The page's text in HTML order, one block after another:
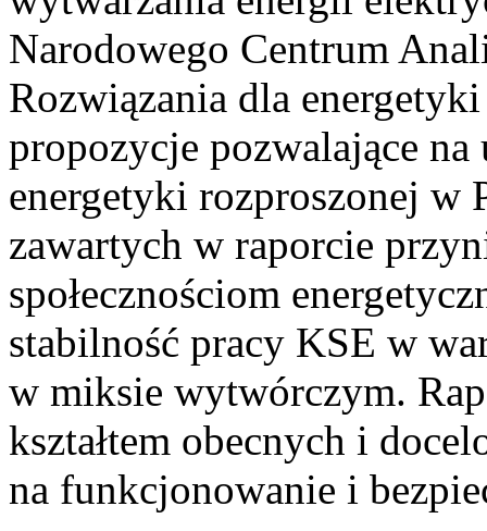
Narodowego Centrum
Rozwiązania dla
propozycje pozwalające
energetyki rozproszonej w
zawartych w raporcie
społecznościom
stabilność pracy KSE w
w miksie wytwórczym.
kształtem obecnych i
na funkcjonowanie i